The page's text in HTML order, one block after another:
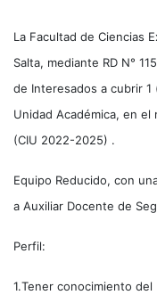
La Facultad de Ciencias
Salta, mediante RD N°
de Interesados a cubrir
Unidad Académica, en
(CIU 2022-2025) .
Equipo Reducido, con
a Auxiliar Docente de
Perfil:
1.Tener conocimiento